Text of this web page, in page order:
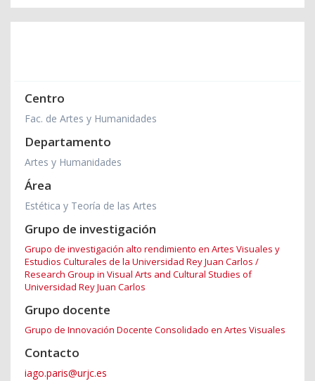
Centro
Fac. de Artes y Humanidades
Departamento
Artes y Humanidades
Área
Estética y Teoría de las Artes
Grupo de investigación
Grupo de investigación alto rendimiento en Artes Visuales y
Estudios Culturales de la Universidad Rey Juan Carlos /
Research Group in Visual Arts and Cultural Studies of
Universidad Rey Juan Carlos
Grupo docente
Grupo de Innovación Docente Consolidado en Artes Visuales
Contacto
iago.paris@urjc.es